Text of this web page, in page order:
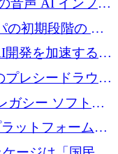
音声 AI インフラ
に 300 万ドルを
の初期段階の AI
万ユーロのフ
開発を加速するた
プレシードラウン
ガシー ソフトウ
ドルを調達
ットフォームを
3,000 万ポンド